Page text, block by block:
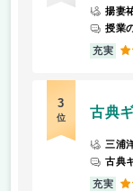
揚妻
充実 4
3
位 古典
三浦
充実 5